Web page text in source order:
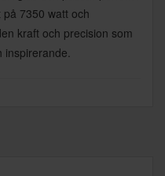
7350 watt och
kraft och precision som